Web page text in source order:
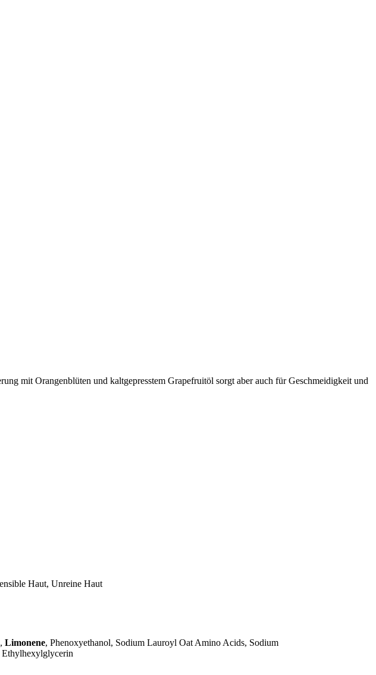
mit Orangenblüten und kaltgepresstem Grapefruitöl sorgt aber auch für Geschmeidigkeit und
Haut, Unreine Haut
Limonene, Phenoxyethanol, Sodium Lauroyl Oat Amino Acids, Sodium